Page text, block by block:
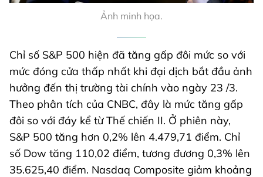
Ảnh minh họa.
Chỉ số S&P 500 hiện đã tăng gấp đôi mức so với
mức đóng cửa thấp nhất khi đại dịch bắt đầu ảnh
hưởng đến thị trường tài chính vào ngày 23 /3.
Theo phân tích của CNBC, đây là mức tăng gấp
đôi so với đáy kể từ Thế chiến II. Ở phiên này,
S&P 500 tăng hơn 0,2% lên 4.479,71 điểm. Chỉ
số Dow tăng 110,02 điểm, tương đương 0,3% lên
35.625,40 điểm. Nasdaq Composite giảm khoảng